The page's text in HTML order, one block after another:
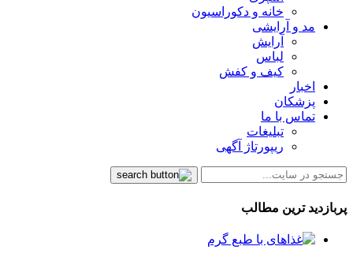
خانه و دکوراسیون
مد و آرایشی
آرایش
لباس
کیف و کفش
اخبار
پزشکان
تماس با ما
تبلیغات
ریپورتاژ آگهی
پربازدید ترین مطالب